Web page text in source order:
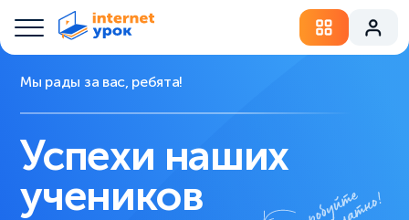
Мы рады за вас, ребята!
Успехи наших
учеников